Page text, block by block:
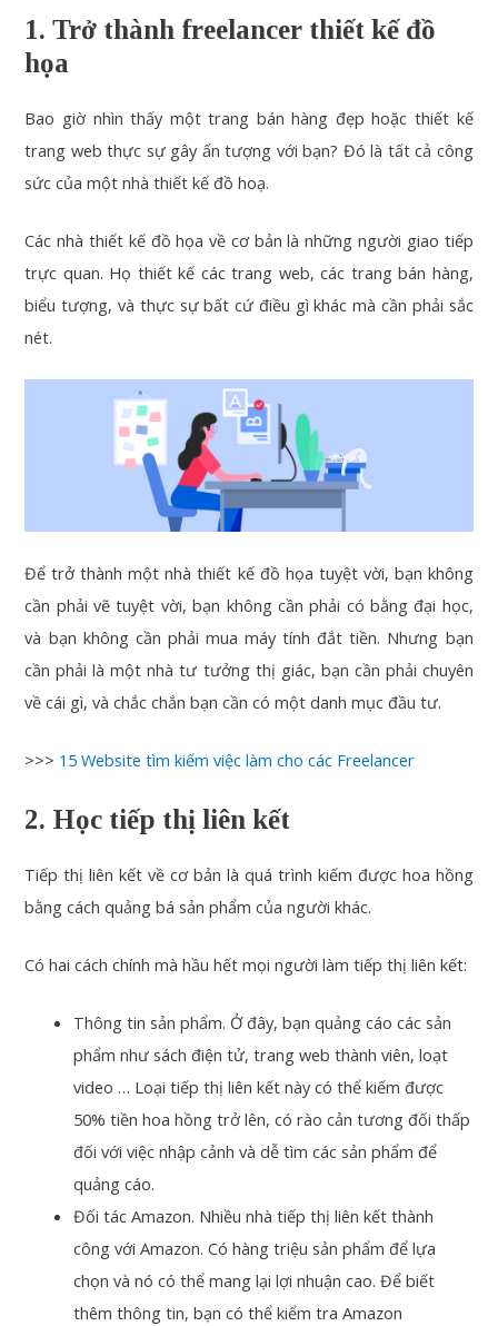
1. Trở thành freelancer thiết kế đồ
họa
Bao giờ nhìn thấy một trang bán hàng đẹp hoặc thiết kế
trang web thực sự gây ấn tượng với bạn? Đó là tất cả công
sức của một nhà thiết kế đồ hoạ.
Các nhà thiết kế đồ họa về cơ bản là những người giao tiếp
trực quan. Họ thiết kế các trang web, các trang bán hàng,
biểu tượng, và thực sự bất cứ điều gì khác mà cần phải sắc
nét.
Để trở thành một nhà thiết kế đồ họa tuyệt vời, bạn không
cần phải vẽ tuyệt vời, bạn không cần phải có bằng đại học,
và bạn không cần phải mua máy tính đắt tiền. Nhưng bạn
cần phải là một nhà tư tưởng thị giác, bạn cần phải chuyên
về cái gì, và chắc chắn bạn cần có một danh mục đầu tư.
>>> 15 Website tìm kiếm việc làm cho các Freelancer
2. Học tiếp thị liên kết
Tiếp thị liên kết về cơ bản là quá trình kiếm được hoa hồng
bằng cách quảng bá sản phẩm của người khác.
Có hai cách chính mà hầu hết mọi người làm tiếp thị liên kết:
Thông tin sản phẩm. Ở đây, bạn quảng cáo các sản
phẩm như sách điện tử, trang web thành viên, loạt
video … Loại tiếp thị liên kết này có thể kiếm được
50% tiền hoa hồng trở lên, có rào cản tương đối thấp
đối với việc nhập cảnh và dễ tìm các sản phẩm để
quảng cáo.
Đối tác Amazon. Nhiều nhà tiếp thị liên kết thành
công với Amazon. Có hàng triệu sản phẩm để lựa
chọn và nó có thể mang lại lợi nhuận cao. Để biết
thêm thông tin, bạn có thể kiểm tra Amazon